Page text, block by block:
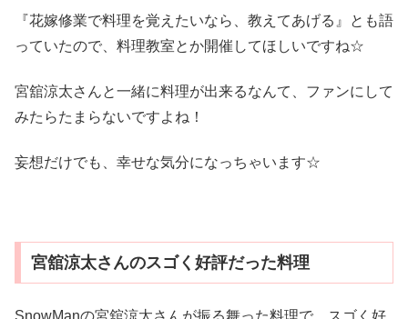
『花嫁修業で料理を覚えたいなら、教えてあげる』とも語
っていたので、料理教室とか開催してほしいですね☆
宮舘涼太さんと一緒に料理が出来るなんて、ファンにして
みたらたまらないですよね！
妄想だけでも、幸せな気分になっちゃいます☆
宮舘涼太さんのスゴく好評だった料理